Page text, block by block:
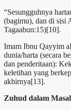
“Sesungguhnya
(bagimu), dan di sisi
Tagaabun:15)[10].
Imam Ibnu Qayyim
dunia/harta (secara
dan penderitaan):
keletihan yang
akhirnya[13].
Zuhud dalam